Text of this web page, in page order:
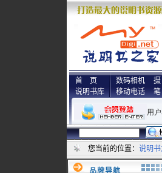
首 页
说明书库
数码相机 摄
移动电话
笔
您当前的位置： 说明
品牌导航